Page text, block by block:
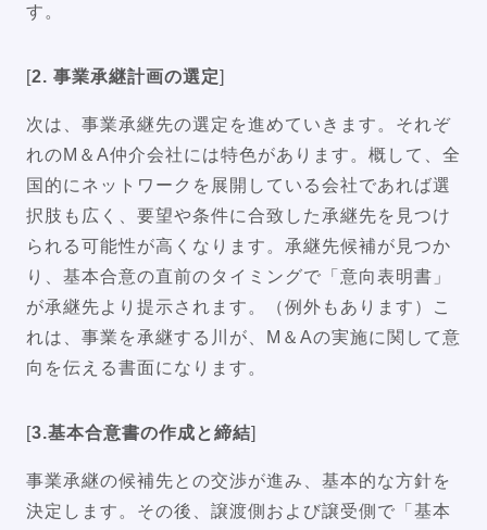
す。
[2. 事業承継計画の選定]
次は、事業承継先の選定を進めていきます。それぞ
れのM＆A仲介会社には特色があります。概して、全
国的にネットワークを展開している会社であれば選
択肢も広く、要望や条件に合致した承継先を見つけ
られる可能性が高くなります。承継先候補が見つか
り、基本合意の直前のタイミングで「意向表明書」
が承継先より提示されます。（例外もあります）こ
れは、事業を承継する川が、M＆Aの実施に関して意
向を伝える書面になります。
[3.基本合意書の作成と締結]
事業承継の候補先との交渉が進み、基本的な方針を
決定します。その後、譲渡側および譲受側で「基本